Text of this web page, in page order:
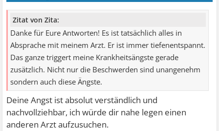
Zitat von Zita:
Danke für Eure Antworten! Es ist tatsächlich alles in
Absprache mit meinem Arzt. Er ist immer tiefenentspannt.
Das ganze triggert meine Krankheitsängste gerade
zusätzlich. Nicht nur die Beschwerden sind unangenehm
sondern auch diese Ängste.
Deine Angst ist absolut verständlich und
nachvollziehbar, ich würde dir nahe legen einen
anderen Arzt aufzusuchen.